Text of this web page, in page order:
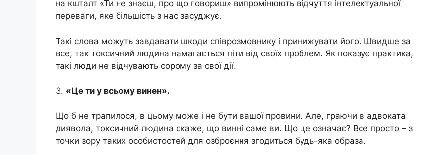
на кшталт «Ти не знаєш, про що говориш» випромінюють відчуття інтелектуальної
переваги, яке більшість з нас засуджує.
Такі слова можуть завдавати шкоди співрозмовнику і принижувати його. Швидше за
все, так токсичний людина намагається піти від своїх проблем. Як показує практика,
такі люди не відчувають сорому за свої дії.
3. «Це ти у всьому винен».
Що б не трапилося, в цьому може і не бути вашої провини. Але, граючи в адвоката
диявола, токсичний людина скаже, що винні саме ви. Що це означає? Все просто – з
точки зору таких особистостей для озброєння згодиться будь-яка образа.